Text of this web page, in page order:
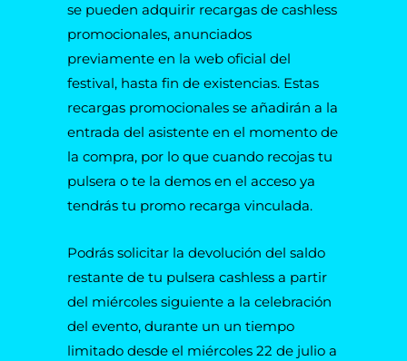
se pueden adquirir recargas de cashless
promocionales, anunciados
previamente en la web oficial del
festival, hasta fin de existencias. Estas
recargas promocionales se añadirán a la
entrada del asistente en el momento de
la compra, por lo que cuando recojas tu
pulsera o te la demos en el acceso ya
tendrás tu promo recarga vinculada.
Podrás solicitar la devolución del saldo
restante de tu pulsera cashless a partir
del miércoles siguiente a la celebración
del evento, durante un un tiempo
limitado desde el miércoles 22 de julio a